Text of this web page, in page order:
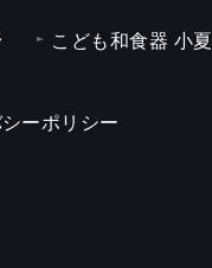
こども和食器 小夏
ーポリシー